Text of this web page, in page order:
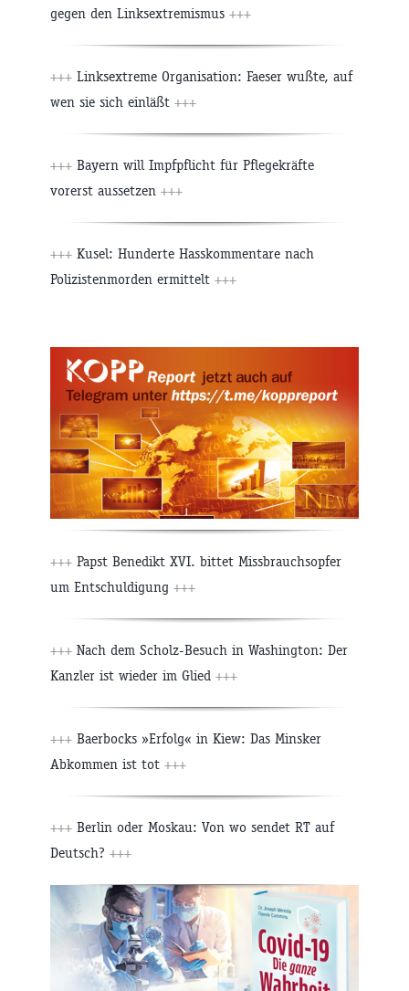
gegen den Linksextremismus +++
+++ Linksextreme Organisation: Faeser wußte, auf
wen sie sich einläßt +++
+++ Bayern will Impfpflicht für Pflegekräfte
vorerst aussetzen +++
+++ Kusel: Hunderte Hasskommentare nach
Polizistenmorden ermittelt +++
+++ Papst Benedikt XVI. bittet Missbrauchsopfer
um Entschuldigung +++
+++ Nach dem Scholz-Besuch in Washington: Der
Kanzler ist wieder im Glied +++
+++ Baerbocks »Erfolg« in Kiew: Das Minsker
Abkommen ist tot +++
+++ Berlin oder Moskau: Von wo sendet RT auf
Deutsch? +++